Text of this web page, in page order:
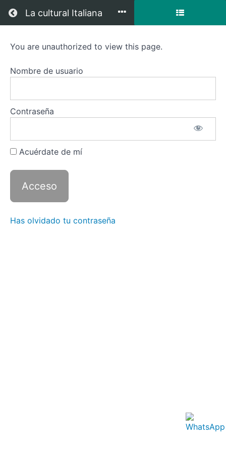
Regresar a todos los cursos
La cultural Italiana
Italiano
2
Descripción
Recursos
You are unauthorized to view this page.
Nombre de usuario
Contraseña
Acuérdate de mí
Has olvidado tu contraseña